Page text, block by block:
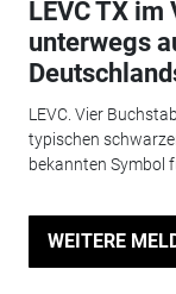
LEVC TX
unterwegs
LEVC. Vier
typischen
bekannten Symbol
WEITERE